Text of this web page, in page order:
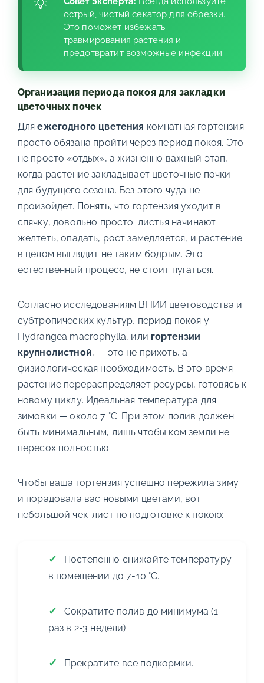
острый, чистый секатор для обрезки.
Это поможет избежать
травмирования растения и
предотвратит возможные инфекции.
Организация периода покоя для закладки
цветочных почек
Дляежегодного цветения комнатная гортензия
просто обязана пройти через период покоя. Это
не просто «отдых», а жизненно важный этап,
когда растение закладывает цветочные почки
для будущего сезона. Без этого чуда не
произойдет. Понять, что гортензия уходит в
спячку, довольно просто: листья начинают
желтеть, опадать, рост замедляется, и растение
в целом выглядит не таким бодрым. Это
естественный процесс, не стоит пугаться.
Согласно исследованиям ВНИИ цветоводства и
субтропических культур, период покоя у
Hydrangea macrophylla, или гортензии
крупнолистной, — это не прихоть, а
физиологическая необходимость. В это время
растение перераспределяет ресурсы, готовясь к
новому циклу. Идеальная температура для
зимовки — около 7 °С. При этом полив должен
быть минимальным, лишь чтобы ком земли не
пересох полностью.
Чтобы ваша гортензия успешно пережила зиму
и порадовала вас новыми цветами, вот
небольшой чек-лист по подготовке к покою:
Постепенно снижайте температуру
в помещении до 7-10 °С.
Сократите полив до минимума (1
раз в 2-3 недели).
Прекратите все подкормки.